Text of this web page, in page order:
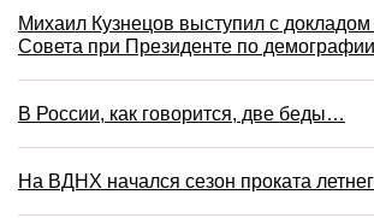
Михаил Кузнецов выступил с докладом
Совета при Президенте по демографии
В России, как говорится, две беды…
На ВДНХ начался сезон проката